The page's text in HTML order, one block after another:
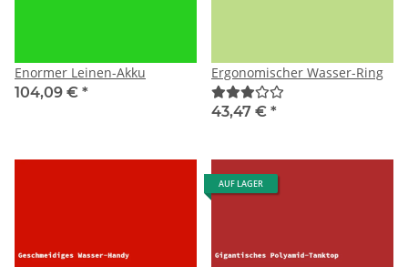
Enormer Leinen-Akku
104,09 € *
Ergonomischer Wasser-Ring
43,47 € *
AUF LAGER